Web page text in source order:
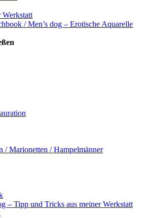
Werkstatt
/ Men’s dog – Erotische Aquarelle
/ Marionetten / Hampelmänner
– Tipp und Tricks aus meiner Werkstatt